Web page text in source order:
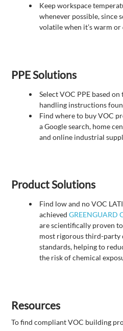
Keep workspace
whenever possible, since
volatile when it’s warm or
PPE Solutions
Select VOC PPE based on
handling instructions
Find where to buy VOC
a Google search, home
and online industrial
Product Solutions
Find low and no VOC
achievedGREENGUARD
are scientifically proven
most rigorous third-party
standards, helping to
the risk of chemical
Resources
To find compliant VOC building